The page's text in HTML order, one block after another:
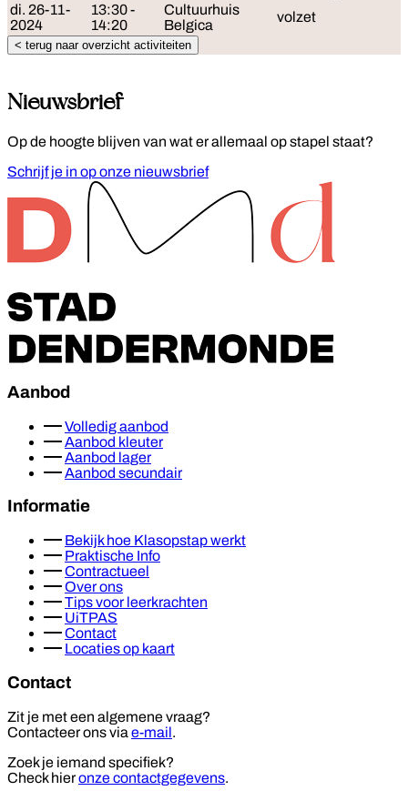
di. 26-11-
2024
13:30 -
14:20
Cultuurhuis
Belgica
volzet
< terug naar overzicht activiteiten
Nieuwsbrief
Op de hoogte blijven van wat er allemaal op stapel staat?
Schrijf je in op onze nieuwsbrief
Aanbod
Volledig aanbod
Aanbod kleuter
Aanbod lager
Aanbod secundair
Informatie
Bekijk hoe Klasopstap werkt
Praktische Info
Contractueel
Over ons
Tips voor leerkrachten
UiTPAS
Contact
Locaties op kaart
Contact
Zit je met een algemene vraag?
Contacteer ons via e-mail.
Zoek je iemand specifiek?
Check hieronze contactgegevens.